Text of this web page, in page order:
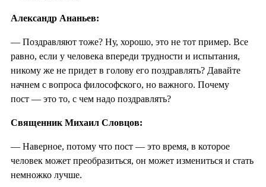
Александр Ананьев:
— Поздравляют тоже? Ну, хорошо, это не тот пример. Все
равно, если у человека впереди трудности и испытания,
никому же не придет в голову его поздравлять? Давайте
начнем с вопроса философского, но важного. Почему
пост — это то, с чем надо поздравлять?
Священник Михаил Словцов:
— Наверное, потому что пост — это время, в которое
человек может преобразиться, он может измениться и стать
немножко лучше.